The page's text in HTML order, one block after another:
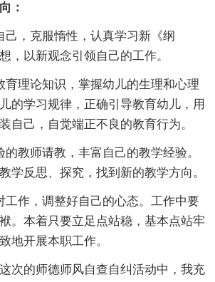
：
己，克服惰性，认真学习新《纲
，以新观念引领自己的工作。
育理论知识，掌握幼儿的生理和心理
的学习规律，正确引导教育幼儿，用
自己，自觉端正不良的教育行为。
的教师请教，丰富自己的教学经验。
学反思、探究，找到新的教学方向。
工作，调整好自己的心态。工作中要
。本着只要立足点站稳，基本点站牢
地开展本职工作。
次的师德师风自查自纠活动中，我充